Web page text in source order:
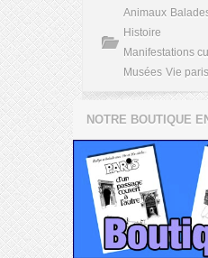
Animaux
Histoire
Manifestations
Musées Vie
NOTRE BOUTIQUE